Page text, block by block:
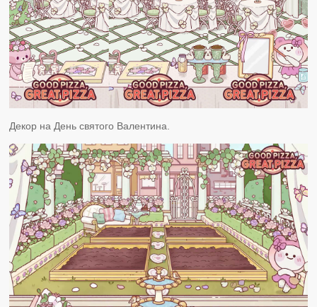
Декор на День святого Валентина.